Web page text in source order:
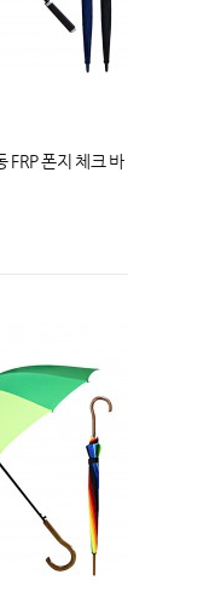
FRP 폰지 체크 바